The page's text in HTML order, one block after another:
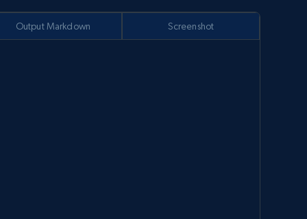
Output Markdown Screenshot